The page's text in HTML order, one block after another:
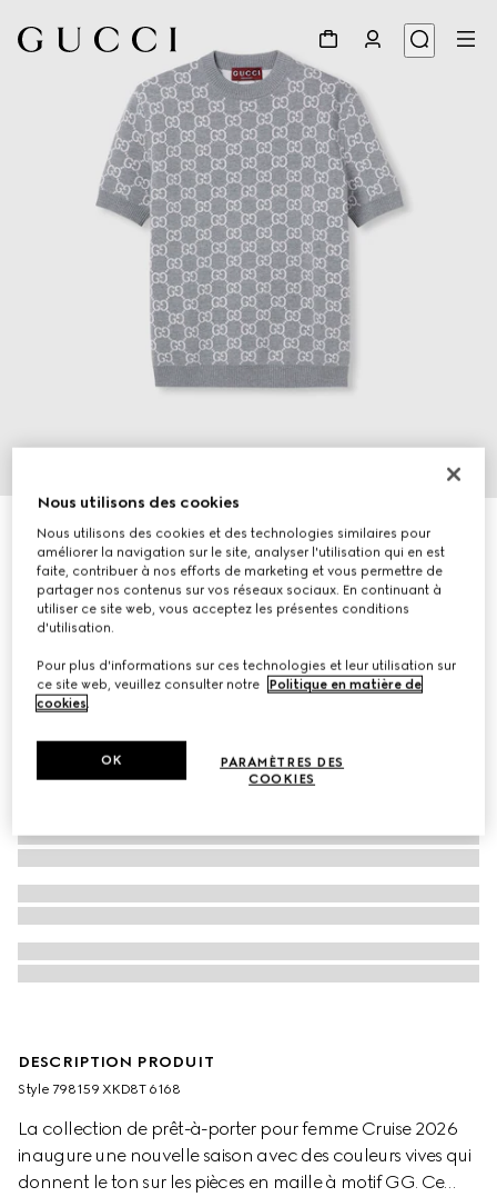
Haut réversible en jacquard de laine fine GG
CHF 950
DESCRIPTION PRODUIT
Style ‎798159 XKD8T 6168
La collection de prêt-à-porter pour femme Cruise 2026
inaugure une nouvelle saison avec des couleurs vives qui
donnent le ton sur les pièces en maille à motif GG. Ce
Nous utilisons des cookies
Nous utilisons des cookies et des technologies similaires pour
améliorer la navigation sur le site, analyser l'utilisation qui en est
faite, contribuer à nos efforts de marketing et vous permettre de
partager nos contenus sur vos réseaux sociaux. En continuant à
utiliser ce site web, vous acceptez les présentes conditions
d'utilisation.
Pour plus d'informations sur ces technologies et leur utilisation sur
ce site web, veuillez consulter notre
Politique en matière de
cookies.
PARAMÈTRES DES
COOKIES
OK